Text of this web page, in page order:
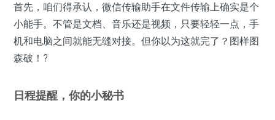
首先，咱们得承认，微信传输助手在文件传输上确实是个
小能手。不管是文档、音乐还是视频，只要轻轻一点，手
机和电脑之间就能无缝对接。但你以为这就完了？图样图
森破！?
日程提醒，你的小秘书